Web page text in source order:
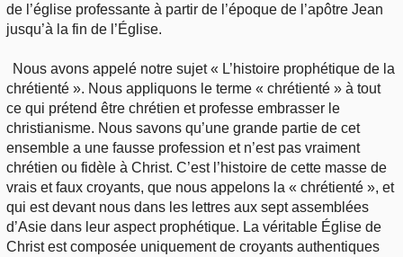
de l’église professante à partir de l’époque de l’apôtre Jean
jusqu’à la fin de l’Église.
Nous avons appelé notre sujet « L’histoire prophétique de la
chrétienté ». Nous appliquons le terme « chrétienté » à tout
ce qui prétend être chrétien et professe embrasser le
christianisme. Nous savons qu’une grande partie de cet
ensemble a une fausse profession et n’est pas vraiment
chrétien ou fidèle à Christ. C’est l’histoire de cette masse de
vrais et faux croyants, que nous appelons la « chrétienté », et
qui est devant nous dans les lettres aux sept assemblées
d’Asie dans leur aspect prophétique. La véritable Église de
Christ est composée uniquement de croyants authentiques